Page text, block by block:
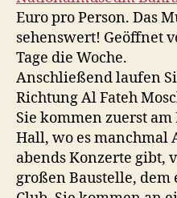
Euro pro Person. Das
sehenswert! Geöffnet
Tage die Woche.
Anschließend laufen
Richtung Al Fateh
Sie kommen zuerst
Hall, wo es manchmal
abends Konzerte gibt,
großen Baustelle,